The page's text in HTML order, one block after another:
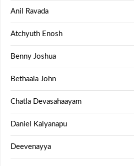
Anil Ravada
Atchyuth Enosh
Benny Joshua
Bethaala John
Chatla Devasahaayam
Daniel Kalyanapu
Deevenayya